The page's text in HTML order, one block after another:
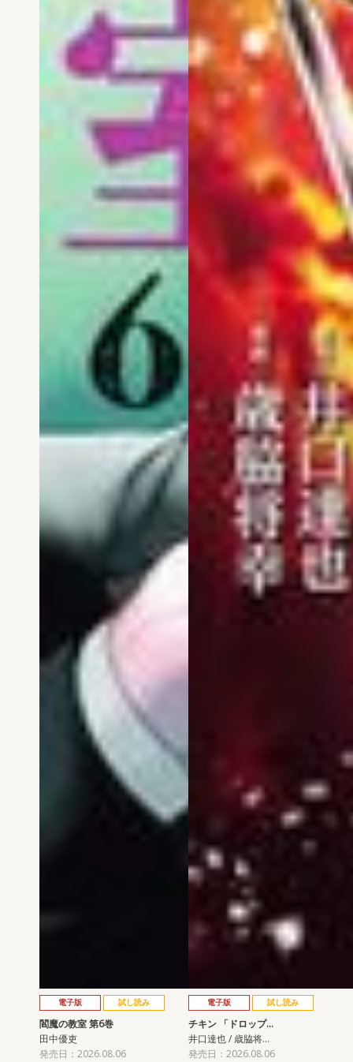
電子版 試し読み
閻魔の教室 第6巻
田中優吏
発売日：2026.08.06
電子版 試し読み
チキン 「ドロップ…
井口達也 / 歳脇将…
発売日：2026.08.06